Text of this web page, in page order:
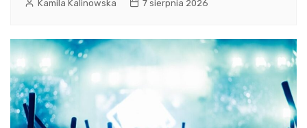
Kamila Kalinowska 7 sierpnia 2026